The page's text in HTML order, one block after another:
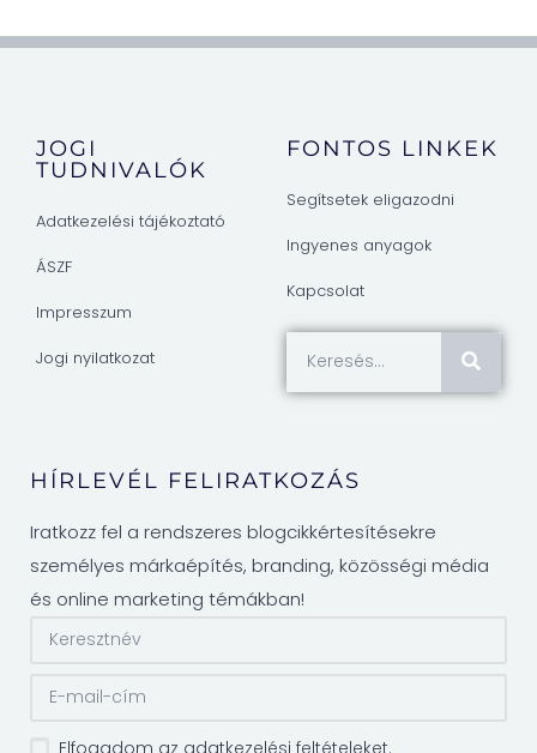
JOGI
TUDNIVALÓK
Adatkezelési tájékoztató
ÁSZF
Impresszum
Jogi nyilatkozat
FONTOS LINKEK
Segítsetek eligazodni
Ingyenes anyagok
Kapcsolat
HÍRLEVÉL FELIRATKOZÁS
Iratkozz fel a rendszeres blogcikkértesítésekre
személyes márkaépítés, branding, közösségi média
és online marketing témákban!
Elfogadom az adatkezelési feltételeket.